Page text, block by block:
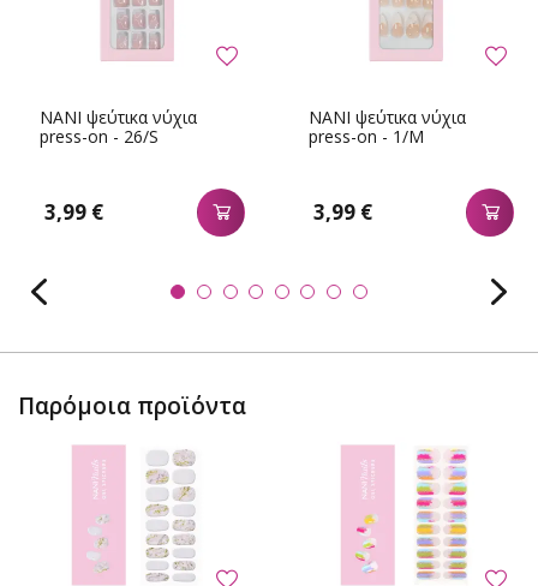
NANI ψεύτικα νύχια
press-on - 26/S
3,99 €
NANI ψεύτικα νύχια
press-on - 1/M
3,99 €
Παρόμοια προϊόντα